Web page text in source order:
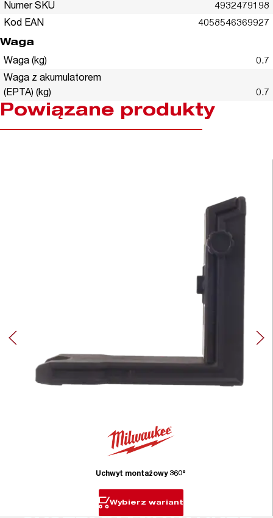
Numer SKU
4932479198
Kod EAN
4058546369927
Waga
Waga (kg)
0.7
Waga z akumulatorem
(EPTA) (kg)
0.7
Powiązane produkty
Uchwyt montażowy 360°
Wybierz wariant